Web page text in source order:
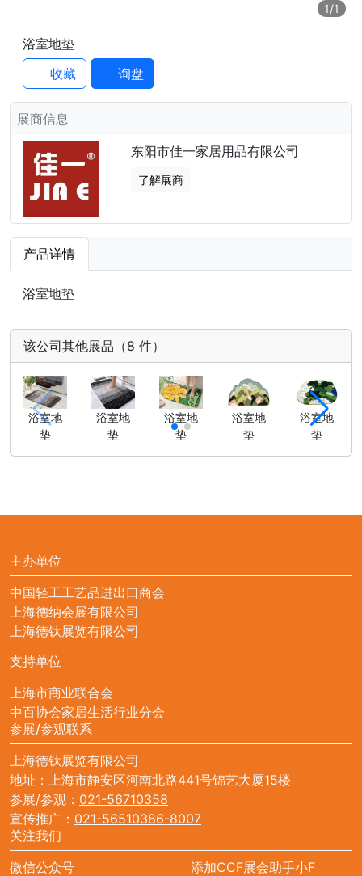
1/1
浴室地垫
收藏
询盘
展商信息
东阳市佳一家居用品有限公司
了解展商
产品详情
浴室地垫
该公司其他展品（8 件）
浴室地
垫
浴室地
垫
浴室地
垫
浴室地
垫
浴室地
垫
主办单位
中国轻工工艺品进出口商会
上海德纳会展有限公司
上海德钛展览有限公司
支持单位
上海市商业联合会
中百协会家居生活行业分会
参展/参观联系
上海德钛展览有限公司
地址：上海市静安区河南北路441号锦艺大厦15楼
参展/参观： 021-56710358
宣传推广： 021-56510386-8007
关注我们
微信公众号
添加CCF展会助手小F